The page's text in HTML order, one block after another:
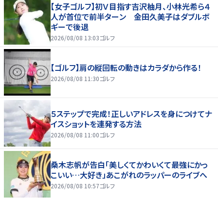
【女子ゴルフ】初Ｖ目指す吉沢柚月、小林光希ら４
人が首位で前半ターン 金田久美子はダブルボ
ギーで後退
2026/08/08 13:03ゴルフ
【ゴルフ】肩の縦回転の動きはカラダから作る！
2026/08/08 11:30ゴルフ
５ステップで完成！正しいアドレスを身につけてナ
イスショットを連発する方法
2026/08/08 11:00ゴルフ
桑木志帆が告白「美しくてかわいくて最強にかっ
こいい…大好き」あこがれのラッパーのライブへ
2026/08/08 10:57ゴルフ